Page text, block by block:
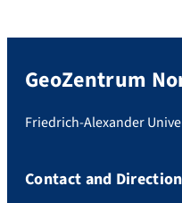
GeoZentrum
Friedrich-Alexander
Contact and